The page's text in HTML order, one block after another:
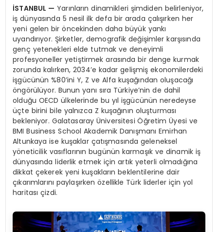
İSTANBUL — Yarınların dinamikleri şimdiden belirleniyor,
iş dünyasında 5 nesil ilk defa bir arada çalışırken her
yeni gelen bir öncekinden daha büyük yankı
uyandırıyor. Şirketler, demografik değişimler karşısında
genç yetenekleri elde tutmak ve deneyimli
profesyoneller yetiştirmek arasında bir denge kurmak
zorunda kalırken, 2034’e kadar gelişmiş ekonomilerdeki
işgücünün %80’ini Y, Z ve Alfa kuşağından oluşacağı
öngörülüyor. Bunun yanı sıra Türkiye’nin de dahil
olduğu OECD ülkelerinde bu yıl işgücünün neredeyse
üçte birini bile yalnızca Z kuşağının oluşturması
bekleniyor. Galatasaray Üniversitesi Öğretim Üyesi ve
BMI Business School Akademik Danışmanı Emirhan
Altunkaya ise kuşaklar çatışmasında geleneksel
yöneticilik vasıflarının bugünün karmaşık ve dinamik iş
dünyasında liderlik etmek için artık yeterli olmadığına
dikkat çekerek yeni kuşakların beklentilerine dair
çıkarımlarını paylaşırken özellikle Türk liderler için yol
haritası çizdi.